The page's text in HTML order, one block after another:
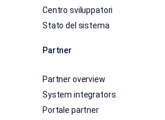
Centro sviluppatori
Stato del sistema
Partner
Partner overview
System integrators
Portale partner